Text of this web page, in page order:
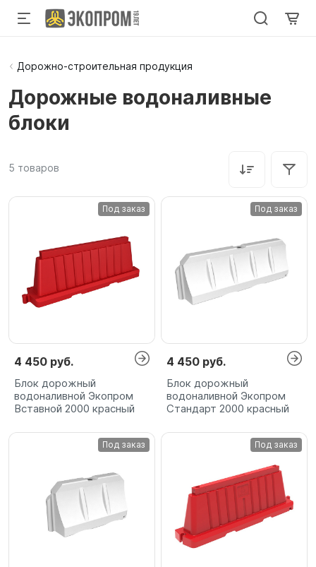
Дорожно-строительная продукция
Дорожные водоналивные
блоки
5 товаров
Под заказ
4 450 руб.
Блок дорожный
водоналивной Экопром
Вставной 2000 красный
Под заказ
4 450 руб.
Блок дорожный
водоналивной Экопром
Стандарт 2000 красный
Под заказ Под заказ